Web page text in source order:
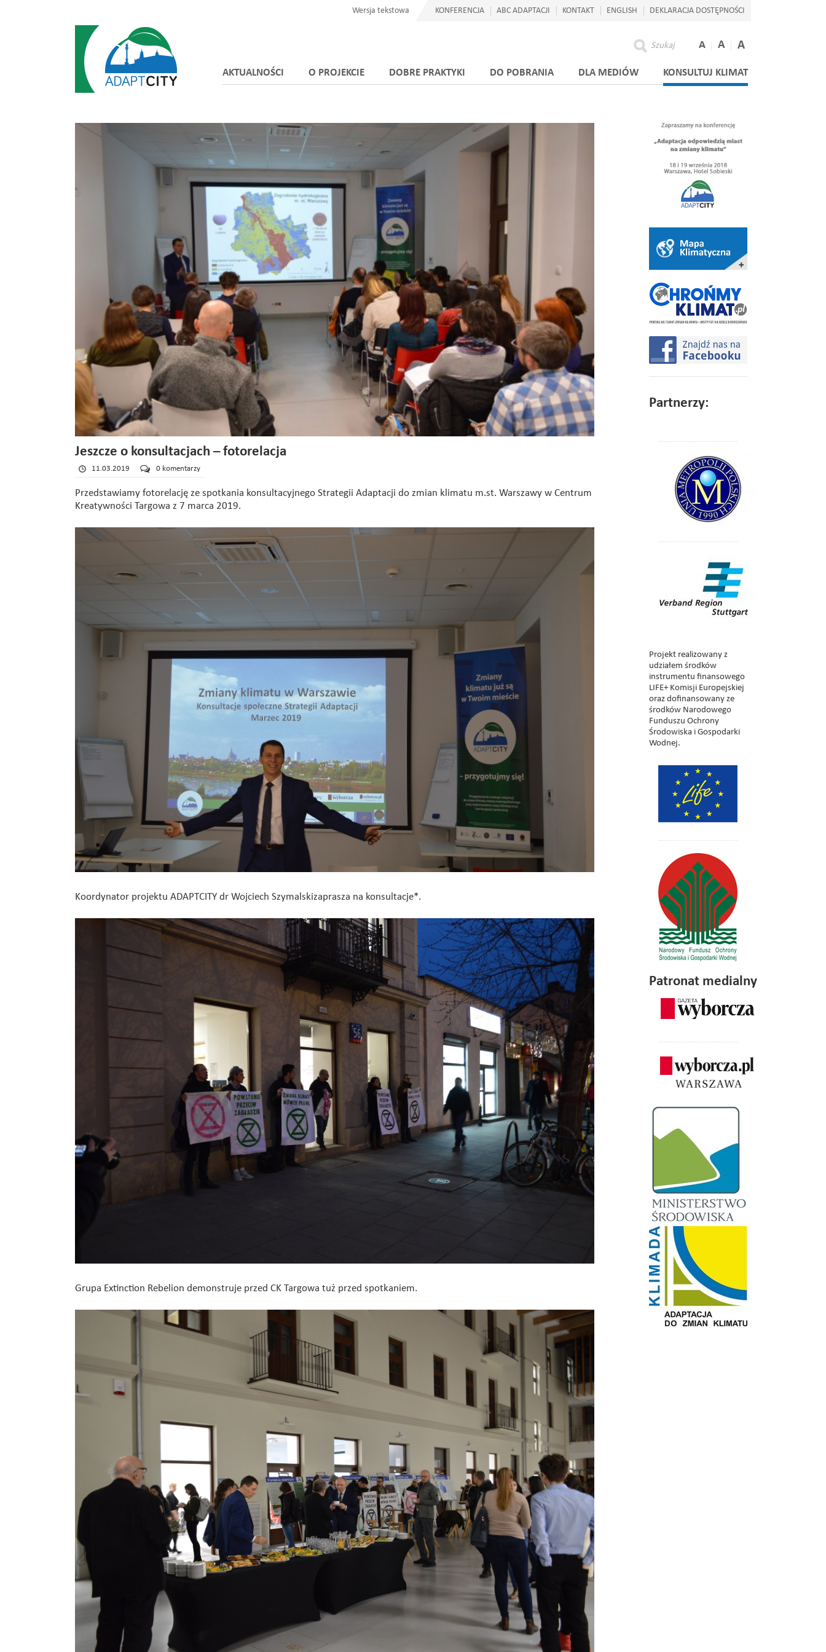
KONFERENCJA ABC ADAPTACJI KONTAKT ENGLISH DEKLARACJA DOSTĘPNOŚCI
A A A
Wersja tekstowa
Szukaj
AKTUALNOŚCI O PROJEKCIE DOBRE PRAKTYKI DO POBRANIA DLA MEDIÓW KONSULTUJ KLIMAT
Jeszcze o konsultacjach – fotorelacja
11.03.2019 0 komentarzy
Przedstawiamy fotorelację ze spotkania konsultacyjnego Strategii Adaptacji do zmian klimatu m.st. Warszawy w Centrum
Kreatywności Targowa z 7 marca 2019.
Koordynator projektu ADAPTCITY dr Wojciech Szymalskizaprasza na konsultacje*.
Grupa Extinction Rebelion demonstruje przed CK Targowa tuż przed spotkaniem.
Partnerzy:
Projekt realizowany z
udziałem środków
instrumentu finansowego
LIFE+ Komisji Europejskiej
oraz dofinansowany ze
środków Narodowego
Funduszu Ochrony
Środowiska i Gospodarki
Wodnej.
Patronat medialny